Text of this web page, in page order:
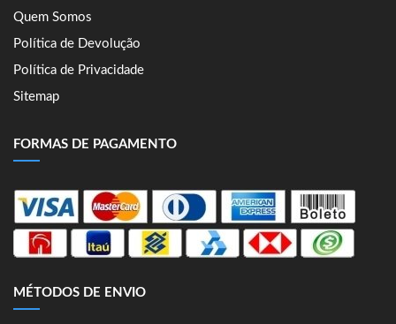
Quem Somos
Política de Devolução
Política de Privacidade
Sitemap
FORMAS DE PAGAMENTO
MÉTODOS DE ENVIO